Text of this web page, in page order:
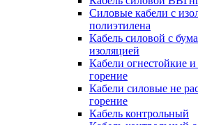
Силовые кабели с
полиэтилена
Кабель силовой с
изоляцией
Кабели огнестойкие
горение
Кабели силовые не
горение
Кабель контрольный